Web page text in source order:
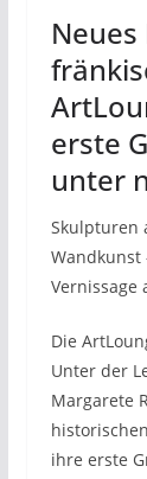
erste
unter
Skulpturen
Wandkunst
Vernissage
Die
Unter der
Margarete
ihre erste